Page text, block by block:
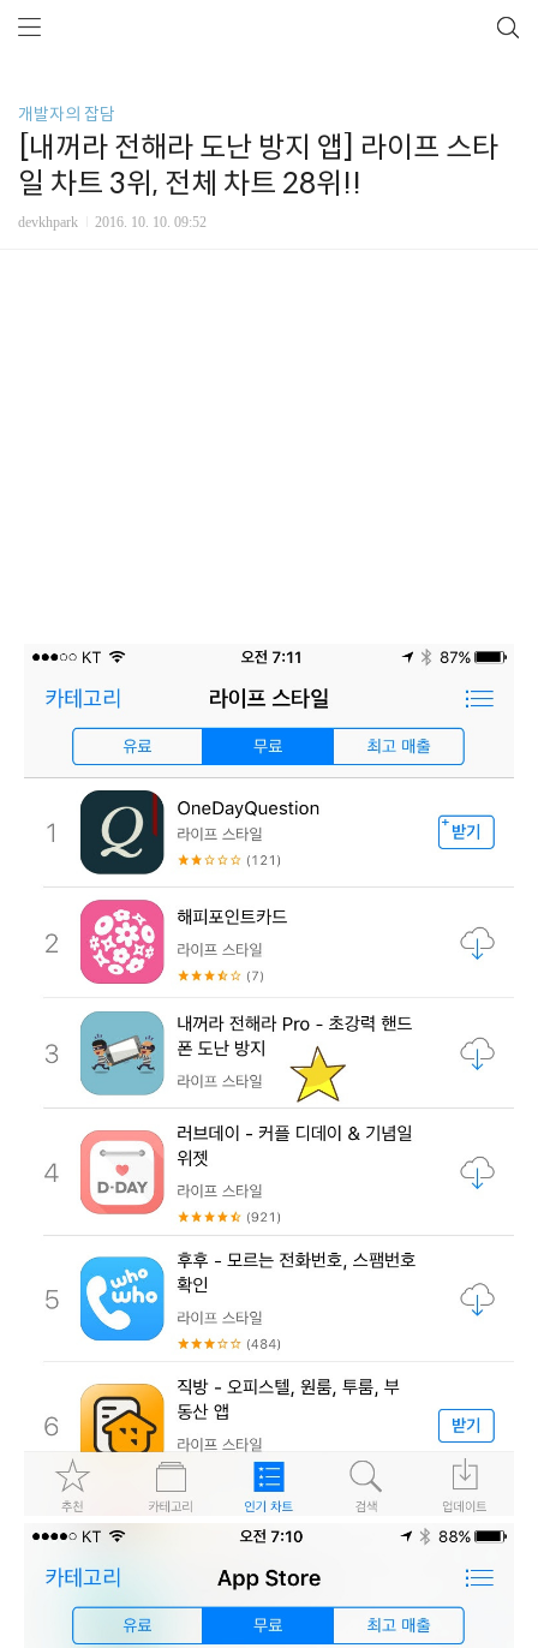
개발자의 잡담
[내꺼라 전해라 도난 방지 앱] 라이프 스타
일 차트 3위, 전체 차트 28위!!
devkhpark 2016. 10. 10. 09:52